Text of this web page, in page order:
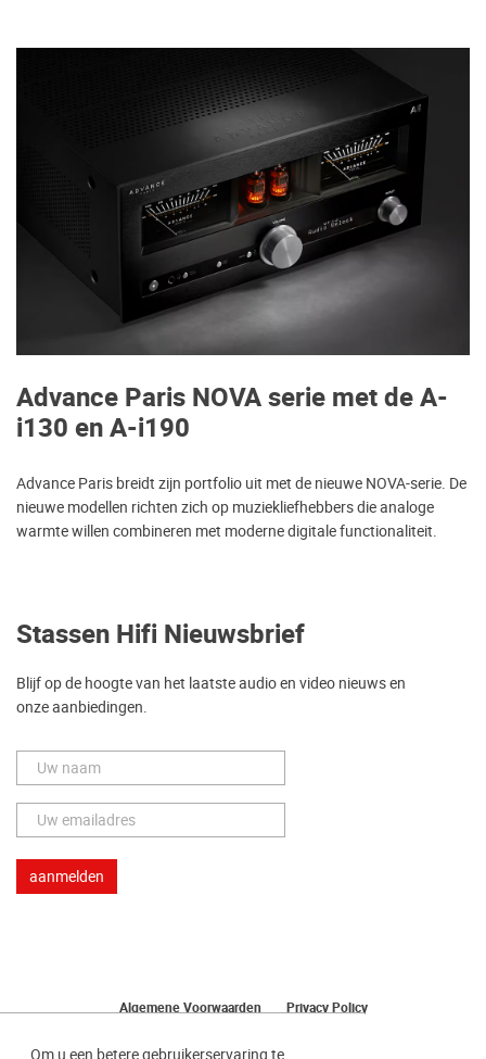
Advance Paris NOVA serie met de A-
i130 en A-i190
Advance Paris breidt zijn portfolio uit met de nieuwe NOVA-serie. De
nieuwe modellen richten zich op muziekliefhebbers die analoge
warmte willen combineren met moderne digitale functionaliteit.
Stassen Hifi Nieuwsbrief
Blijf op de hoogte van het laatste audio en video nieuws en
onze aanbiedingen.
Algemene Voorwaarden
Privacy Policy